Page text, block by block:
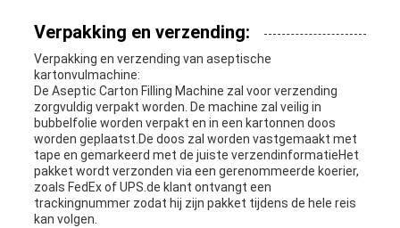
Verpakking en verzending:
Verpakking en verzending van aseptische
kartonvulmachine:
De Aseptic Carton Filling Machine zal voor verzending
zorgvuldig verpakt worden. De machine zal veilig in
bubbelfolie worden verpakt en in een kartonnen doos
worden geplaatst.De doos zal worden vastgemaakt met
tape en gemarkeerd met de juiste verzendinformatieHet
pakket wordt verzonden via een gerenommeerde koerier,
zoals FedEx of UPS.de klant ontvangt een
trackingnummer zodat hij zijn pakket tijdens de hele reis
kan volgen.